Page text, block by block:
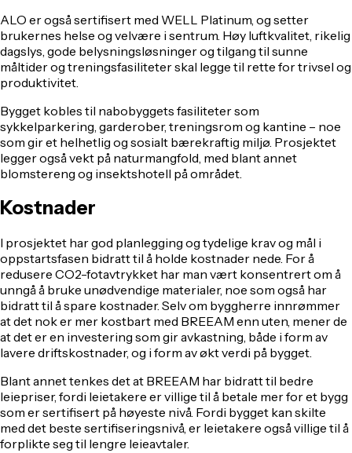
ALO er også sertifisert med WELL Platinum, og setter
brukernes helse og velvære i sentrum. Høy luftkvalitet, rikelig
dagslys, gode belysningsløsninger og tilgang til sunne
måltider og treningsfasiliteter skal legge til rette for trivsel og
produktivitet.
Bygget kobles til nabobyggets fasiliteter som
sykkelparkering, garderober, treningsrom og kantine – noe
som gir et helhetlig og sosialt bærekraftig miljø. Prosjektet
legger også vekt på naturmangfold, med blant annet
blomstereng og insektshotell på området.
Kostnader
I prosjektet har god planlegging og tydelige krav og mål i
oppstartsfasen bidratt til å holde kostnader nede. For å
redusere CO2-fotavtrykket har man vært konsentrert om å
unngå å bruke unødvendige materialer, noe som også har
bidratt til å spare kostnader. Selv om byggherre innrømmer
at det nok er mer kostbart med BREEAM enn uten, mener de
at det er en investering som gir avkastning, både i form av
lavere driftskostnader, og i form av økt verdi på bygget.
Blant annet tenkes det at BREEAM har bidratt til bedre
leiepriser, fordi leietakere er villige til å betale mer for et bygg
som er sertifisert på høyeste nivå. Fordi bygget kan skilte
med det beste sertifiseringsnivå, er leietakere også villige til å
forplikte seg til lengre leieavtaler.